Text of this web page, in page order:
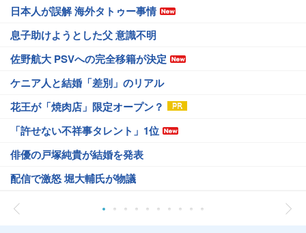
日本人が誤解 海外タトゥー事情
息子助けようとした父 意識不明
佐野航大 PSVへの完全移籍が決定
ケニア人と結婚「差別」のリアル
花王が「焼肉店」限定オープン？
「許せない不祥事タレント」1位
俳優の戸塚純貴が結婚を発表
配信で激怒 堀大輔氏が物議